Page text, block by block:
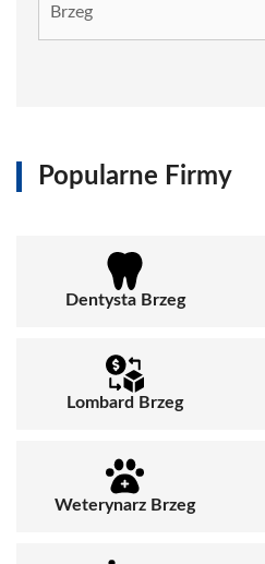
Popularne Firmy
Dentysta Brzeg
Lombard Brzeg
Weterynarz Brzeg